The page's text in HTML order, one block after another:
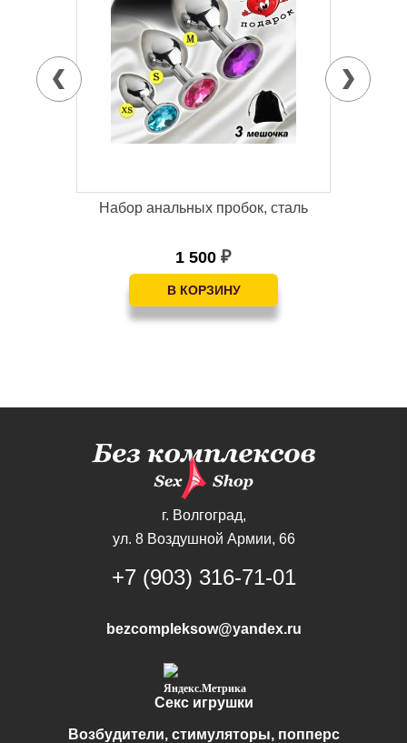
Набор анальных пробок, сталь
1 500₽
г. Волгоград,
ул. 8 Воздушной Армии, 66
+7 (903) 316-71-01
bezcompleksow@yandex.ru
Секс игрушки
Возбудители, стимуляторы, попперс